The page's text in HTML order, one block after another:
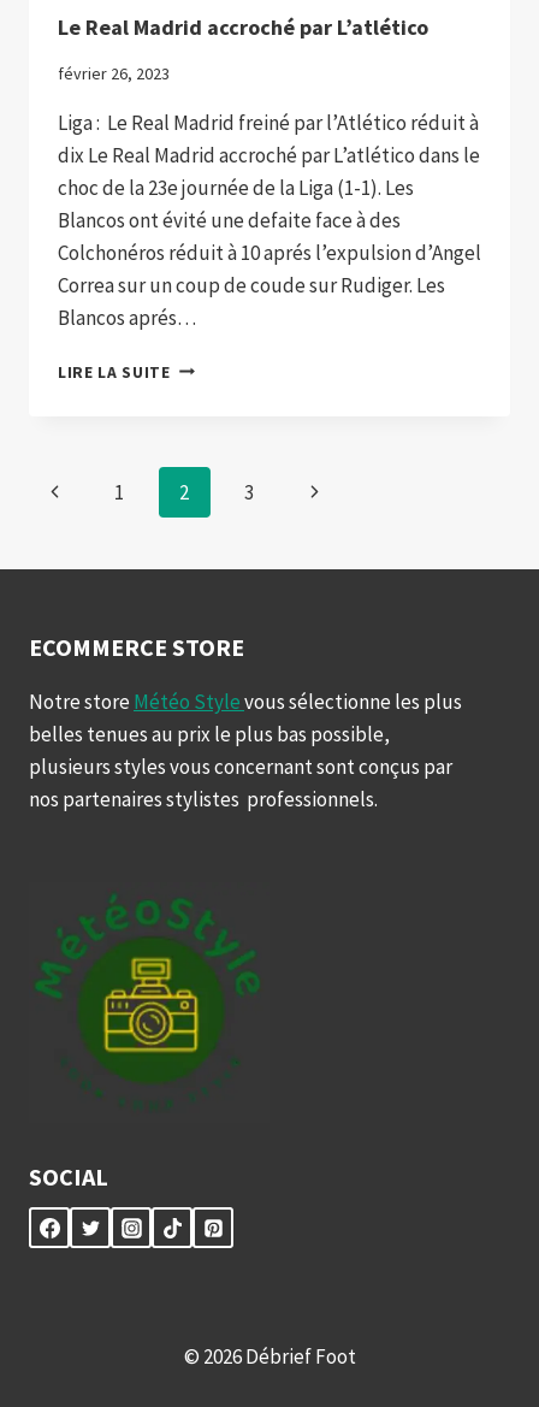
Le Real Madrid accroché par L’atlético
février 26, 2023
Liga : Le Real Madrid freiné par l’Atlético réduit à
dix Le Real Madrid accroché par L’atlético dans le
choc de la 23e journée de la Liga (1-1). Les
Blancos ont évité une defaite face à des
Colchonéros réduit à 10 aprés l’expulsion d’Angel
Correa sur un coup de coude sur Rudiger. Les
Blancos aprés…
LIRE LA SUITELE
PAR
L’ATLÉTICO
Navigation
Page
1 2 3
Page
ECOMMERCE STORE
Notre store Météo Stylevous sélectionne les plus
belles tenues au prix le plus bas possible,
plusieurs styles vous concernant sont conçus par
nos partenaires stylistes professionnels.
SOCIAL
© 2026 Débrief Foot